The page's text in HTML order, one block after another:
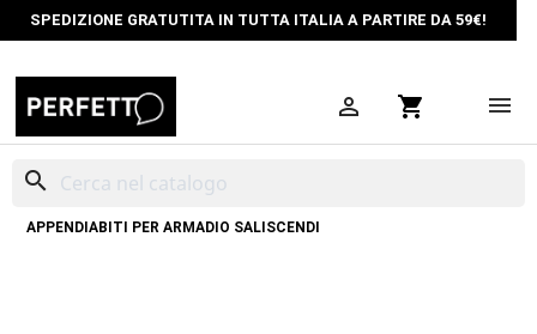
SPEDIZIONE GRATUTITA IN TUTTA ITALIA A PARTIRE DA 59€!
 shopping_cart
search
APPENDIABITI PER ARMADIO SALISCENDI